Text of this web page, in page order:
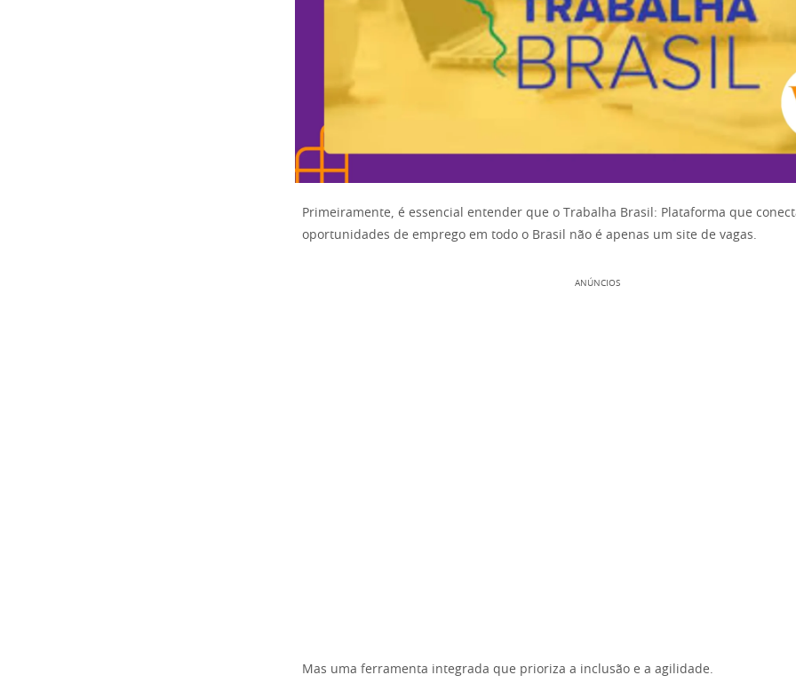
Primeiramente, é essencial entender que o Trabalha Brasil: Plataforma que
oportunidades de emprego em todo o Brasil não é apenas um site de vagas.
ANÚNCIOS
Mas uma ferramenta integrada que prioriza a inclusão e a agilidade.